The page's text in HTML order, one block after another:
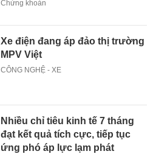
Chứng khoán
Xe điện đang áp đảo thị trường
MPV Việt
CÔNG NGHỆ - XE
Nhiều chỉ tiêu kinh tế 7 tháng
đạt kết quả tích cực, tiếp tục
ứng phó áp lực lạm phát